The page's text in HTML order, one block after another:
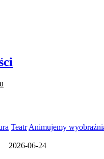
Teatr Animujemy
2026-06-24